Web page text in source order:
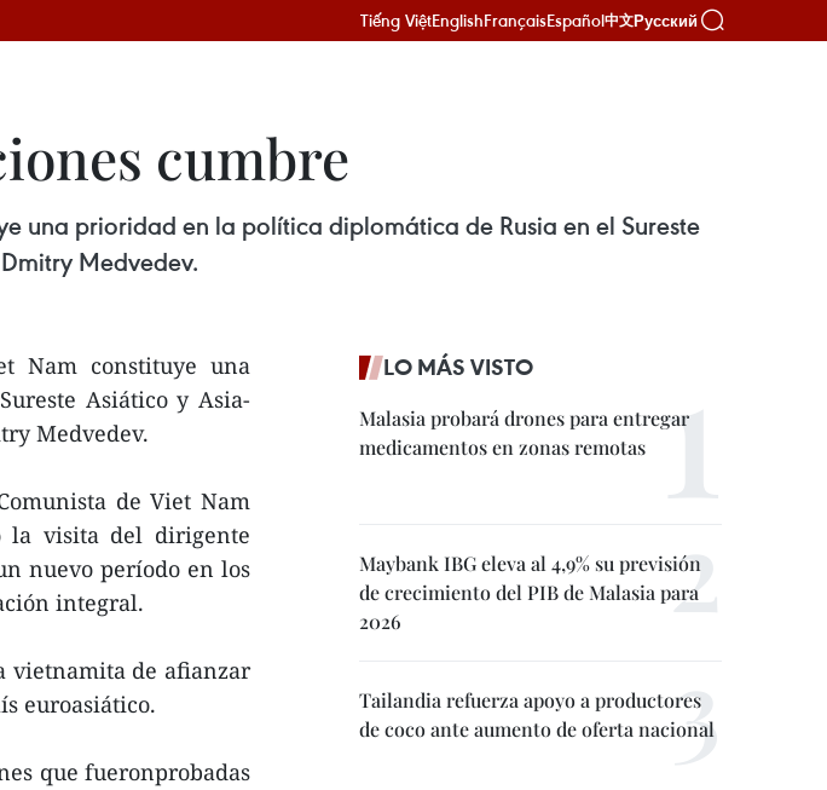
Tiếng ViệtEnglishFrançaisEspañol中文Русский
cumbre
una prioridad en la política diplomática de Rusia en el Sureste
Medvedev.
Nam constituye una
Asiático y Asia-
Medvedev.
de Viet Nam
la visita del dirigente
nuevo período en los
integral.
vietnamita de afianzar
euroasiático.
que fueronprobadas
LO MÁS VISTO
Malasia probará drones para entregar
medicamentos en zonas remotas
Maybank IBG eleva al 4,9% su previsión
de crecimiento del PIB de Malasia para
2026
Tailandia refuerza apoyo a productores
de coco ante aumento de oferta nacional